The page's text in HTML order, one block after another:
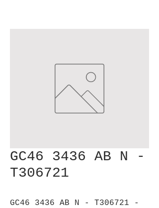
GC46 3436 AB N -
T306721
GC46 3436 AB N - T306721 -